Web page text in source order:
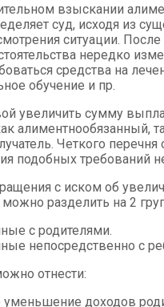
взыскании
суд, исходя из
ситуации.
нередко
средства на
обучение и пр.
увеличить сумму
алиментнообязанный,
Четкого перечня
подобных требований
с иском об
разделить на 2
с родителями.
непосредственно с
отнести:
уменьшение доходов